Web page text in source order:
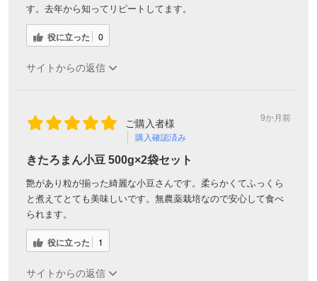
す。去年から知ってリピートしてます。
役に立った 0
サイトからの返信
ご購入者様
購入確認済み
9か月前
きたろまん小豆 500g×2袋セット
艶があり粒が揃った綺麗な小豆さんです。柔らかくてふっくら
と煮えてとても美味しいです。無農薬栽培なので安心して食べ
られます。
役に立った 1
サイトからの返信